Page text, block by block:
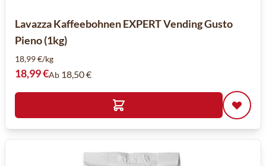
Lavazza Kaffeebohnen EXPERT Vending Gusto
Pieno (1kg)
18,99 €/kg
18,99 €Ab 18,50 €